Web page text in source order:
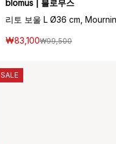
blomus | 블로무스
리토 보울 L Ø36 cm,
₩83,100₩99,500
SALE